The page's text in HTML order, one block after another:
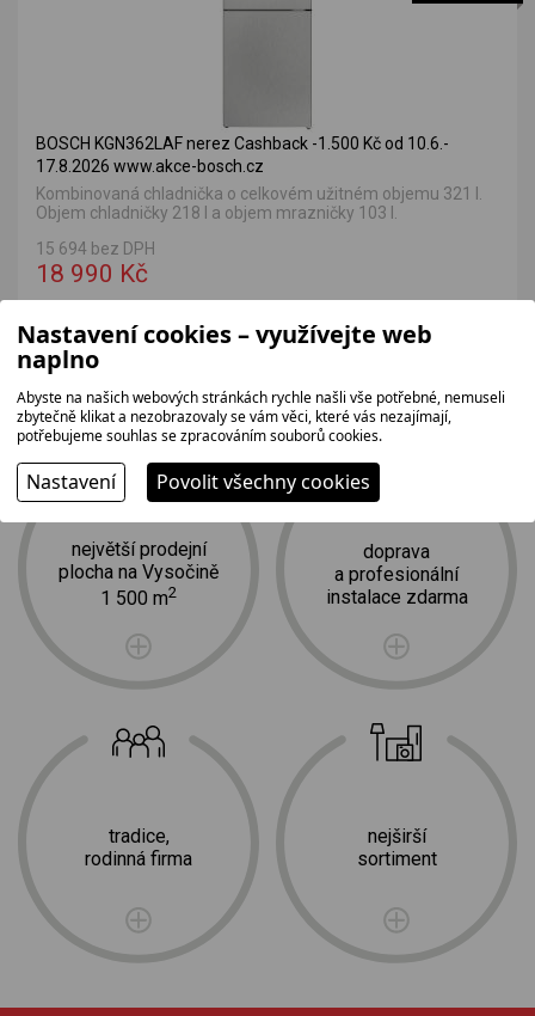
BOSCH KGN362LAF nerez Cashback -1.500 Kč od 10.6.-
17.8.2026 www.akce-bosch.cz
Kombinovaná chladnička o celkovém užitném objemu 321 l.
Objem chladničky 218 l a objem mrazničky 103 l.
15 694 bez DPH
18 990 Kč
Proč jít k nám?
největší prodejní
plocha na Vysočině
1 500 m2
tradice,
rodinná firma
doprava
a profesionální
instalace zdarma
nejširší
sortiment
Nastavení cookies – využívejte web
naplno
Abyste na našich webových stránkách rychle našli vše potřebné, nemuseli
zbytečně klikat a nezobrazovaly se vám věci, které vás nezajímají,
potřebujeme souhlas se zpracováním souborů cookies.
Nastavení Povolit všechny cookies